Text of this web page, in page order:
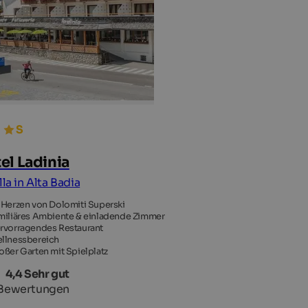
Ladinia
in Alta Badia
von Dolomiti Superski
Ambiente & einladende Zimmer
Restaurant
Garten mit Spielplatz
4,4 Sehr gut